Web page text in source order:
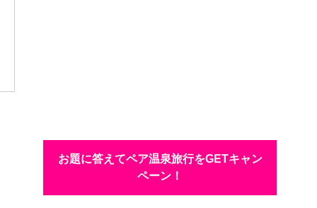
お題に答えてペア温泉旅行をGETキャン
ペーン！